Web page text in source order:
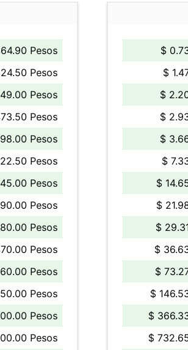
Pesos
Pesos
Pesos
Pesos
Pesos
Pesos
Pesos
Pesos
Pesos
Pesos
Pesos
Pesos
Pesos
Pesos
$
$
$
$
$
$
$
$
$
$
$
$
$
$